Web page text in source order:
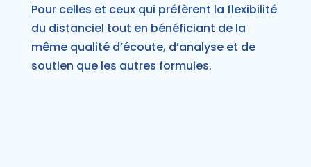
Pour celles et ceux qui préfèrent la flexibilité
du distanciel tout en bénéficiant de la
même qualité d’écoute, d’analyse et de
soutien que les autres formules.